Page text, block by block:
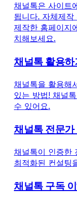
채널톡은 사이트
됩니다. 자체제
제작한 홈페이지
치해보세요.
채널톡 활용하
채널톡을 활용해
있는 방법! 채널
수 있어요.
채널톡 전문가
채널톡이 인증한
최적화된 컨설팅
채널톡 구독